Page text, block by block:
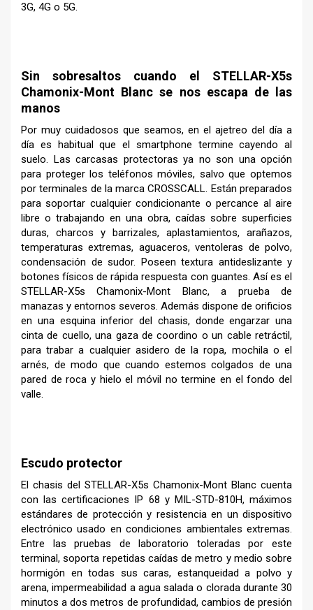
3G, 4G o 5G.
Sin sobresaltos cuando el STELLAR-X5s
Chamonix-Mont Blanc se nos escapa de las
manos
Por muy cuidadosos que seamos, en el ajetreo del día a
día es habitual que el smartphone termine cayendo al
suelo. Las carcasas protectoras ya no son una opción
para proteger los teléfonos móviles, salvo que optemos
por terminales de la marca CROSSCALL. Están preparados
para soportar cualquier condicionante o percance al aire
libre o trabajando en una obra, caídas sobre superficies
duras, charcos y barrizales, aplastamientos, arañazos,
temperaturas extremas, aguaceros, ventoleras de polvo,
condensación de sudor. Poseen textura antideslizante y
botones físicos de rápida respuesta con guantes. Así es el
STELLAR-X5s Chamonix-Mont Blanc, a prueba de
manazas y entornos severos. Además dispone de orificios
en una esquina inferior del chasis, donde engarzar una
cinta de cuello, una gaza de coordino o un cable retráctil,
para trabar a cualquier asidero de la ropa, mochila o el
arnés, de modo que cuando estemos colgados de una
pared de roca y hielo el móvil no termine en el fondo del
valle.
Escudo protector
El chasis del STELLAR-X5s Chamonix-Mont Blanc cuenta
con las certificaciones IP 68 y MIL-STD-810H, máximos
estándares de protección y resistencia en un dispositivo
electrónico usado en condiciones ambientales extremas.
Entre las pruebas de laboratorio toleradas por este
terminal, soporta repetidas caídas de metro y medio sobre
hormigón en todas sus caras, estanqueidad a polvo y
arena, impermeabilidad a agua salada o clorada durante 30
minutos a dos metros de profundidad, cambios de presión